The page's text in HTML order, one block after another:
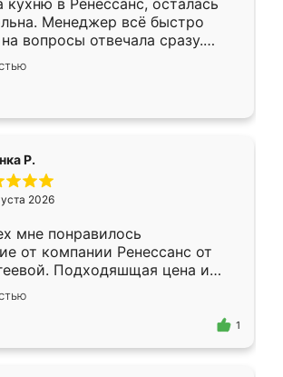
кухню в Ренессанс, осталась
Менеджер всё быстро
вопросы отвечала сразу.
в субботу, подошёл к
ответственностью. Собрали
работали аккуратно, даже
Р.
2026
мне понравилось
от компании Ренессанс от
Подходяшщая цена и
изготовления. Приехавший
сотрудник Владислав
моему эскизу самый
1